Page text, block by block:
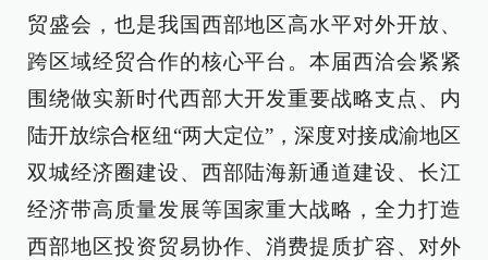
贸盛会，也是我国西部地区高水平对外开放、
跨区域经贸合作的核心平台。本届西洽会紧紧
围绕做实新时代西部大开发重要战略支点、内
陆开放综合枢纽“两大定位”，深度对接成渝地区
双城经济圈建设、西部陆海新通道建设、长江
经济带高质量发展等国家重大战略，全力打造
西部地区投资贸易协作、消费提质扩容、对外